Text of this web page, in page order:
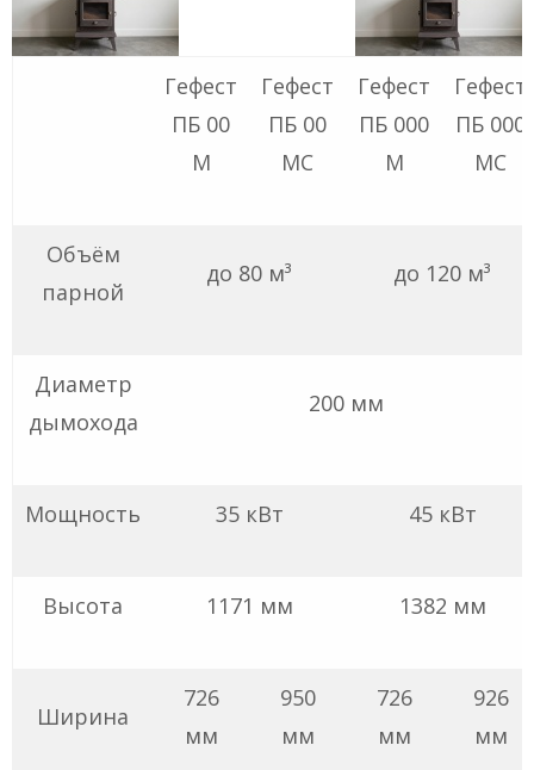
Гефест
ПБ 00
М
Гефест
ПБ 00
МС
Гефест
ПБ 000
М
Гефест
ПБ 000
МС
Объём
парной
до 80 м³ до 120 м³
Диаметр
дымохода
200 мм
Мощность 35 кВт 45 кВт
Высота 1171 мм 1382 мм
Ширина
726
мм
950
мм
726
мм
926
мм